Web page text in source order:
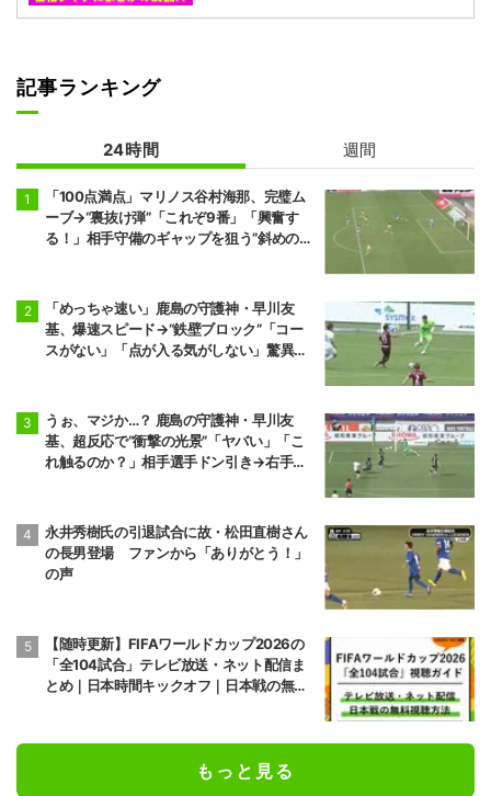
記事ランキング
24時間 週間
「100点満点」マリノス谷村海那、完璧ム
ーブ→“裏抜け弾”「これぞ9番」「興奮す
る！」相手守備のギャップを狙う”斜めの抜
「めっちゃ速い」鹿島の守護神・早川友
基、爆速スピード→“鉄壁ブロック”「コー
スがない」「点が入る気がしない」驚異の
うぉ、マジか…？ 鹿島の守護神・早川友
基、超反応で“衝撃の光景”「ヤバい」「こ
れ触るのか？」相手選手ドン引き→右手一
永井秀樹氏の引退試合に故・松田直樹さん
の長男登場 ファンから「ありがとう！」
の声
【随時更新】FIFAワールドカップ2026の
「全104試合」テレビ放送・ネット配信ま
とめ｜日本時間キックオフ｜日本戦の無料
もっと見る